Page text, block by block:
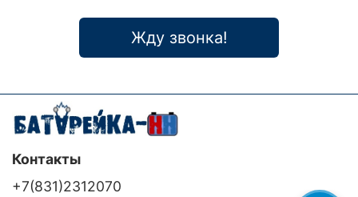
Жду звонка!
Контакты
+7(831)2312070